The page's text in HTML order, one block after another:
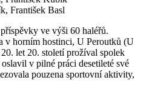
František Basl
ve výši 60 haléřů.
v horním hostinci, U Peroutků (U
let 20. století prožíval spolek
v pilné práci desetileté své
pouzena sportovní aktivity,